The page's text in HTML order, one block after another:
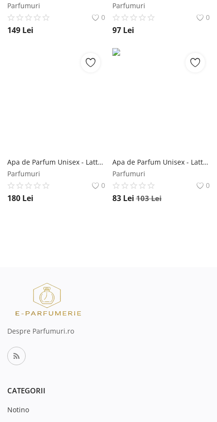
Parfumuri
0
149 Lei
Parfumuri
0
97 Lei
Apa de Parfum Unisex - Lattafa Perfumes EDP Royal Sapphire, 100 ml Lattafa
Parfumuri
0
180 Lei
Apa de Parfum Unisex - Lattafa Perfumes EDP Opulent Oud, 100 ml Lattafa
Parfumuri
0
83 Lei 103Lei
Despre Parfumuri.ro
CATEGORII
Notino